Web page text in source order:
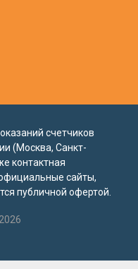
счетчиков
(Москва, Санкт-
контактная
сайты,
публичной офертой.